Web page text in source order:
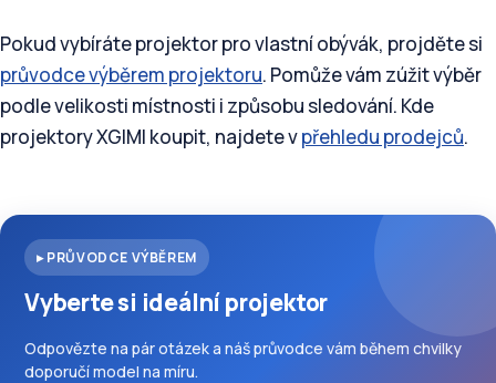
Pokud vybíráte projektor pro vlastní obývák, projděte si
průvodce výběrem projektoru. Pomůže vám zúžit výběr
podle velikosti místnosti i způsobu sledování. Kde
projektory XGIMI koupit, najdete vpřehledu prodejců.
▸ PRŮVODCE VÝBĚREM
Vyberte si ideální projektor
Odpovězte na pár otázek a náš průvodce vám během chvilky
doporučí model na míru.